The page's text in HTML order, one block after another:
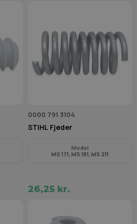
0000 791 3104
STIHL Fjeder
Model
MS 171, MS 181, MS 211
26,25 kr.